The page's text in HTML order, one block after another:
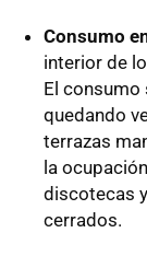
Consumo
interior de
El consumo
quedando
terrazas
la
discotecas
cerrados.